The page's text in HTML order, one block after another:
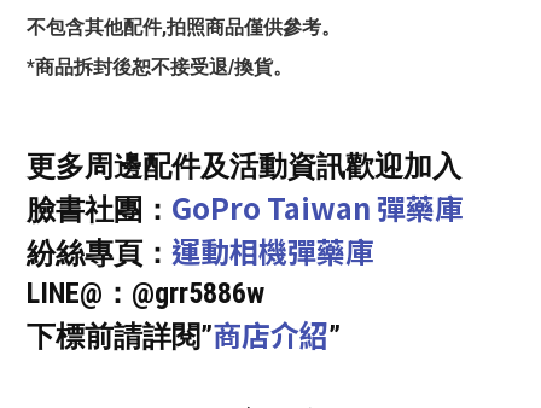
不包含其他配件,拍照商品僅供參考。
*商品拆封後恕不接受退/換貨。
更多周邊配件及活動資訊歡迎加入
臉書社團： GoPro Taiwan 彈藥庫
紛絲專頁： 運動相機彈藥庫
LINE@：@grr5886w
下標前請詳閱”商店介紹”